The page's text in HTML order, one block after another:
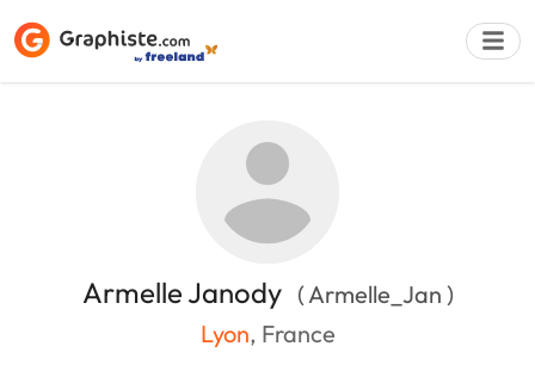
Armelle Janody ( Armelle_Jan )
Lyon, France